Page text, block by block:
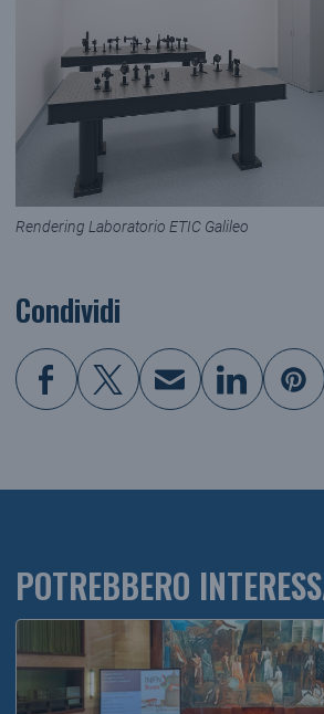
Rendering Laboratorio ETIC Galileo
Condividi
POTREBBERO